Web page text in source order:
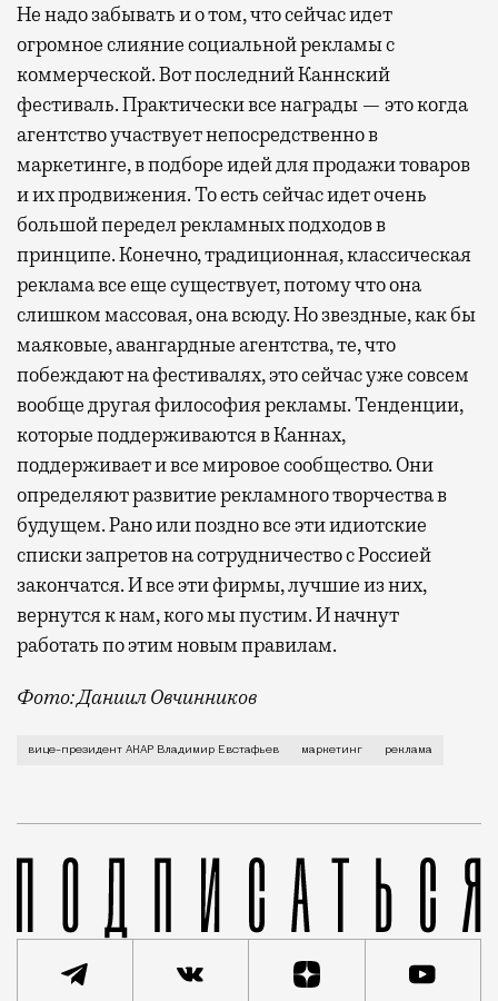
Не надо забывать и о том, что сейчас идет
огромное слияние социальной рекламы с
коммерческой. Вот последний Каннский
фестиваль. Практически все награды — это когда
агентство участвует непосредственно в
маркетинге, в подборе идей для продажи товаров
и их продвижения. То есть сейчас идет очень
большой передел рекламных подходов в
принципе. Конечно, традиционная, классическая
реклама все еще существует, потому что она
слишком массовая, она всюду. Но звездные, как бы
маяковые, авангардные агентства, те, что
побеждают на фестивалях, это сейчас уже совсем
вообще другая философия рекламы. Тенденции,
которые поддерживаются в Каннах,
поддерживает и все мировое сообщество. Они
определяют развитие рекламного творчества в
будущем. Рано или поздно все эти идиотские
списки запретов на сотрудничество с Россией
закончатся. И все эти фирмы, лучшие из них,
вернутся к нам, кого мы пустим. И начнут
работать по этим новым правилам.
Фото: Даниил Овчинников
Владимир Евстафьев — человек, который
вице-президент АКАР Владимир Евстафьев маркетинг реклама